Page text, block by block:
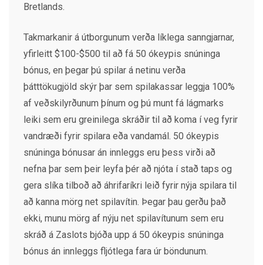
Bretlands.
Takmarkanir á útborgunum verða líklega sanngjarnar,
yfirleitt $100-$500 til að fá 50 ókeypis snúninga
bónus, en þegar þú spilar á netinu verða
þátttökugjöld skýr þar sem spilakassar leggja 100%
af veðskilyrðunum þínum og þú munt fá lágmarks
leiki sem eru greinilega skráðir til að koma í veg fyrir
vandræði fyrir spilara eða vandamál. 50 ókeypis
snúninga bónusar án innleggs eru þess virði að
nefna þar sem þeir leyfa þér að njóta í stað taps og
gera slíka tilboð að áhrifaríkri leið fyrir nýja spilara til
að kanna mörg net spilavítin. Þegar þau gerðu það
ekki, munu mörg af nýju net spilavítunum sem eru
skráð á Zaslots bjóða upp á 50 ókeypis snúninga
bónus án innleggs fljótlega fara úr böndunum.